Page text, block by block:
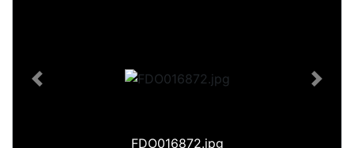
FDO016872.jpg
Previous Next